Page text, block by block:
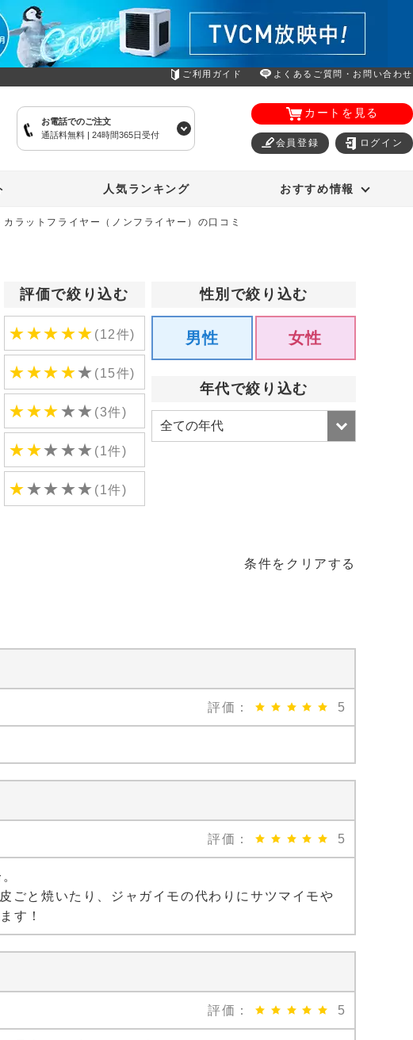
ご利用ガイド よくあるご質問・お問い合わせ
お電話でのご注文
通話料無料 | 24時間365日受付
カートを見る
会員登録 ログイン
人気ランキング おすすめ情報
カラットフライヤー（ノンフライヤー）の口コミ
評価で絞り込む
★★★★★ (12件)
★★★★★ (15件)
★★★★★ (3件)
★★★★★ (1件)
★★★★★ (1件)
性別で絞り込む
男性 女性
年代で絞り込む
条件をクリアする
評価： 5
評価： 5
ごと焼いたり、ジャガイモの代わりにサツマイモや
す！
評価： 5